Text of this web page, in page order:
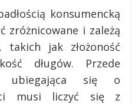
konsumencką
zróżnicowane i zależą
takich jak złożoność
długów. Przede
ubiegająca się o
musi liczyć się z